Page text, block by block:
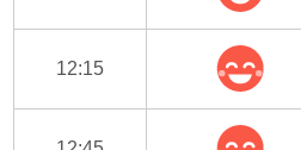
12:15